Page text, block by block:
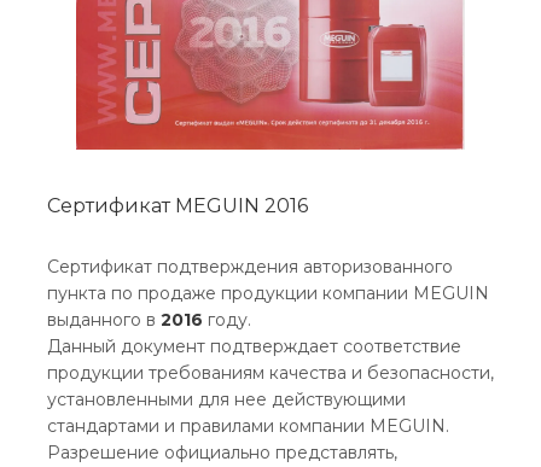
Сертификат MEGUIN 2016
Сертификат подтверждения авторизованного
пункта по продаже продукции компании MEGUIN
выданного в 2016 году.
Данный документ подтверждает соответствие
продукции требованиям качества и безопасности,
установленными для нее действующими
стандартами и правилами компании MEGUIN.
Разрешение официально представлять,